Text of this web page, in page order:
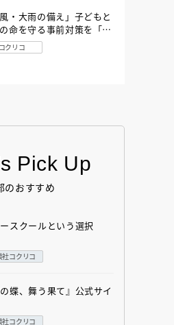
風・大雨の備え」子どもと
命を守る事前対策を「防
バイザー」が解説
コクリコ
Pick Up
のおすすめ
スクールという選択
社コクリコ
の蝶、舞う果て』公式サイ
社コクリコ